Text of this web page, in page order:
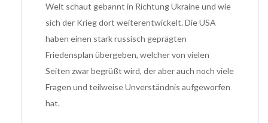
Welt schaut gebannt in Richtung Ukraine und wie
sich der Krieg dort weiterentwickelt. Die USA
haben einen stark russisch geprägten
Friedensplan übergeben, welcher von vielen
Seiten zwar begrüßt wird, der aber auch noch viele
Fragen und teilweise Unverständnis aufgeworfen
hat.